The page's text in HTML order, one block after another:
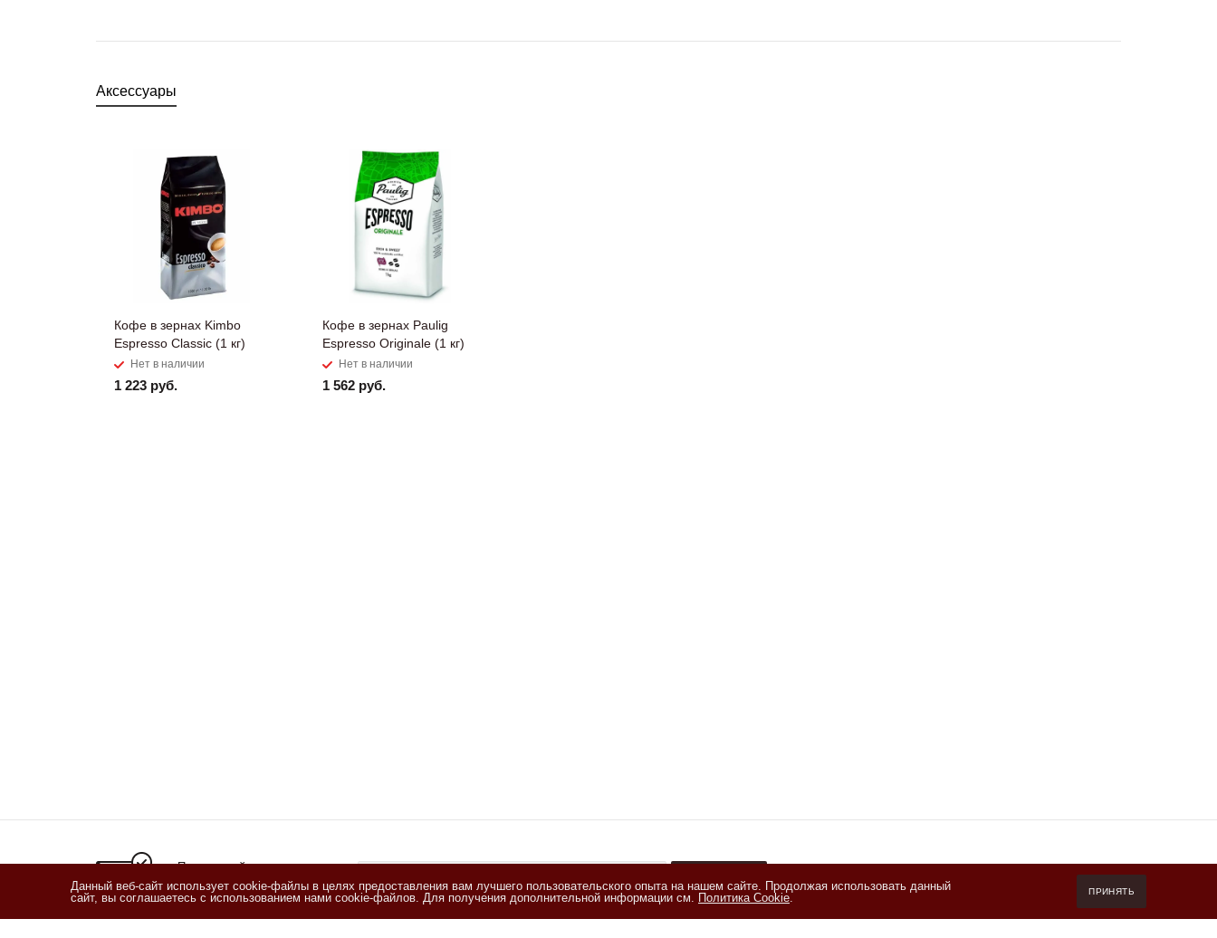
Аксессуары
Кофе в зернах Kimbo
Espresso Classic (1 кг)
Нет в наличии
1 223 руб.
Кофе в зернах Paulig
Espresso Originale (1 кг)
Нет в наличии
1 562 руб.
Подписывайтесь
на новости и акции
Я ознакомлен(а) сПолитикой обработки персональных данныхи даю
+7 (800) 550-20-87
Данный веб-сайт использует cookie-файлы в целях предоставления вам лучшего пользовательского опыта на нашем сайте. Продолжая использовать данный
сайт, вы соглашаетесь с использованием нами cookie-файлов. Для получения дополнительной информации см. Политика Cookie. ПРИНЯТЬ